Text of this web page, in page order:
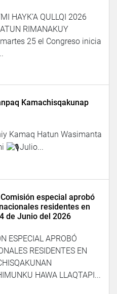
HAYK’A QULLQI 2026
RIMANAKUY
25 el Congreso inicia
Kamachisqakunap
Kamaq Hatun Wasimanta
Julio...
especial aprobó
residentes en
de Junio del 2026
ESPECIAL APROBÓ
RESIDENTES EN
HAWA LLAQTAPI...